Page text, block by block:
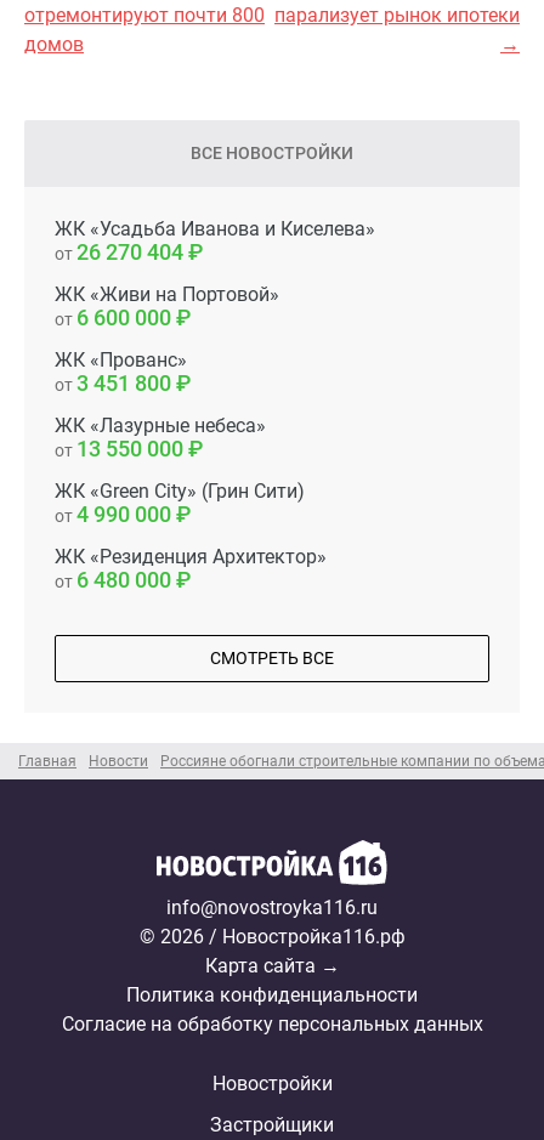
Главная Новости Россияне обогнали строительные компании по
отремонтируют почти 800
домов
парализует рынок ипотеки
→
ВСЕ НОВОСТРОЙКИ
ЖК «Усадьба Иванова и Киселева»
от26 270 404
ЖК «Живи на Портовой»
от 6 600 000
ЖК «Прованс»
от3 451 800
ЖК «Лазурные небеса»
от 13 550 000
ЖК «Green City» (Грин Сити)
от4 990 000
ЖК «Резиденция Архитектор»
от 6 480 000
СМОТРЕТЬ ВСЕ
info@novostroyka116.ru
© 2026 / Новостройка116.рф
Карта сайта →
Политика конфиденциальности
Согласие на обработку персональных данных
Новостройки
Застройщики